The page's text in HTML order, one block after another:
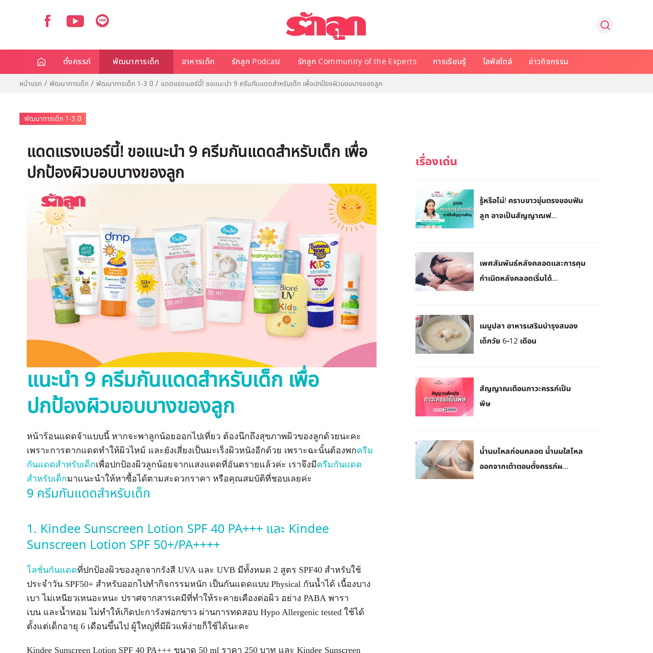
ตั้งครรภ์ พัฒนาการเด็ก อาหารเด็ก รักลูก Podcast รักลูก Community of the Experts การเรียนรู้ ไลฟ์สไตล์ ข่าวกิจกรรม
หน้าแรก พัฒนาการเด็ก พัฒนาการเด็ก 1-3 ปี แดดแรงเบอร์นี้! ขอแนะนำ 9 ครีมกันแดดสำหรับเด็ก เพื่อปกป้องผิวบอบบางของลูก
พัฒนาการเด็ก 1-3 ปี
แดดแรงเบอร์นี้! ขอแนะนำ 9 ครีมกันแดดสำหรับเด็ก เพื่อ
ปกป้องผิวบอบบางของลูก
แนะนำ 9 ครีมกันแดดสำหรับเด็ก เพื่อ
ปกป้องผิวบอบบางของลูก
หน้าร้อนแดดจ้าแบบนี้ หากจะพาลูกน้อยออกไปเที่ยว ต้องนึกถึงสุขภาพผิวของลูกด้วยนะคะ
เพราะการตากแดดทำให้ผิวไหม้ และยังเสี่ยงเป็นมะเร็งผิวหนังอีกด้วย เพราะฉะนั้นต้องพกครีม
กันแดดสำหรับเด็กเพื่อปกป้องผิวลูกน้อยจากแสงแดดที่อันตรายแล้วค่ะ เราจึงมีครีมกันแดด
สำหรับเด็กมาแนะนำให้หาซื้อได้ตามสะดวกราคา หรือคุณสมบัติที่ชอบเลยค่ะ
9 ครีมกันแดดสำหรับเด็ก
1. Kindee Sunscreen Lotion SPF 40 PA+++ และ Kindee
Sunscreen Lotion SPF 50+/PA++++
โลชั่นกันแดดที่ปกป้องผิวของลูกจากรังสี UVA และ UVB มีทั้งหมด 2 สูตร SPF40 สำหรับใช้
ประจำวัน SPF50+ สำหรับออกไปทำกิจกรรมหนัก เป็นกันแดดแบบ Physical กันน้ำได้ เนื้องบาง
เบา ไม่เหนียวเหนอะหนะ ปราศจากสารเคมีที่ทำให้ระคายเคืองต่อผิว อย่าง PABA พารา
เบน และน้ำหอม ไม่ทำให้เกิดปะการังฟอกขาว ผ่านการทดสอบ Hypo Allergenic tested ใช้ได้
ตั้งแต่เด็กอายุ 6 เดือนขึ้นไป ผู้ใหญ่ที่มีผิวแพ้ง่ายก็ใช้ได้นะคะ
Kindee Sunscreen Lotion SPF 40 PA+++ ขนาด 50 ml ราคา 250 บาท และ Kindee Sunscreen
รู้หรือไม่! คราบขาวขุ่นตรงขอบฟัน
ลูก อาจเป็นสัญญาณฟ...
เพศสัมพันธ์หลังคลอดและการคุม
กำเนิดหลังคลอดเริ่มได้...
เมนูปลา อาหารเสริมบำรุงสมอง
เด็กวัย 6-12 เดือน
สัญญาณเตือนภาวะครรภ์เป็น
พิษ
น้ำนมไหลก่อนคลอด น้ำนมใสไหล
ออกจากเต้าตอนตั้งครรภ์ผ...